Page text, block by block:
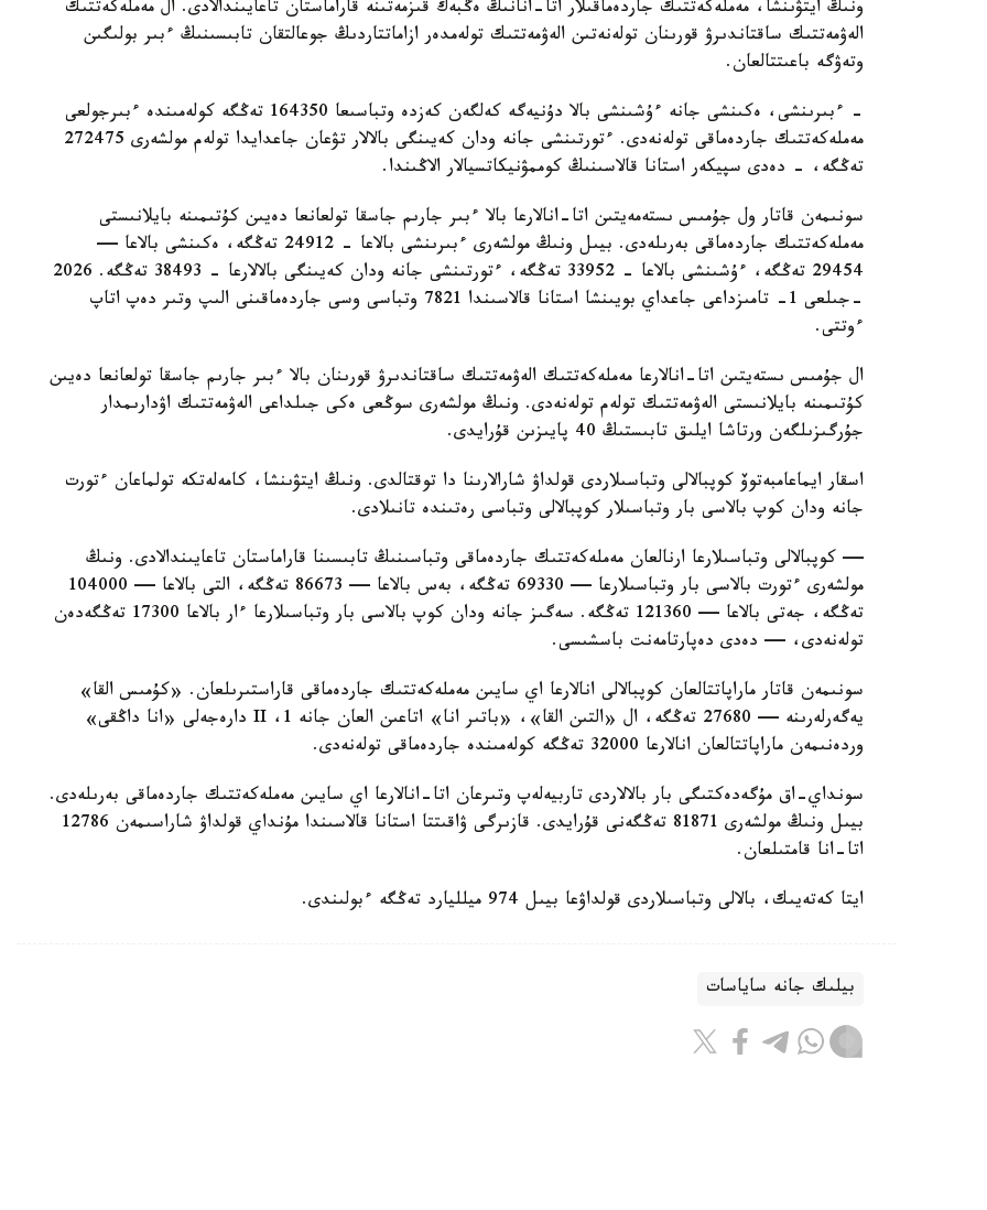
ونىڭ ايتۋىنشا، مەملەكەتتىك جاردەماقىلار اتا-انانىڭ ەڭبەك قىزمەتىنە قاراماستان تاعايىندالادى. ال مەملەكەتتىك
الەۋمەتتىك ساقتاندىرۋ قورىنان تولەنەتىن الەۋمەتتىك تولەمدەر ازاماتتاردىڭ جوعالتقان تابىسىنىڭ ءبىر بولىگىن
وتەۋگە باعىتتالعان.
- ءبىرىنشى، ەكىنشى جانە ءۇشىنشى بالا دۇنيەگە كەلگەن كەزدە وتباسىعا 164350 تەڭگە كولەمىندە ءبىرجولعى
مەملەكەتتىك جاردەماقى تولەنەدى. ءتورتىنشى جانە ودان كەيىنگى بالالار تۋعان جاعدايدا تولەم مولشەرى 272475
تەڭگە، - دەدى سپيكەر استانا قالاسىنىڭ كوممۋنيكاتسيالار الاڭىندا.
سونىمەن قاتار ول جۇمىس ىستەمەيتىن اتا-انالارعا بالا ءبىر جارىم جاسقا تولعانعا دەيىن كۇتىمىنە بايلانىستى
مەملەكەتتىك جاردەماقى بەرىلەدى. بيىل ونىڭ مولشەرى ءبىرىنشى بالاعا - 24912 تەڭگە، ەكىنشى بالاعا —
29454 تەڭگە، ءۇشىنشى بالاعا - 33952 تەڭگە، ءتورتىنشى جانە ودان كەيىنگى بالالارعا - 38493 تەڭگە. 2026
-جىلعى 1- تامىزداعى جاعداي بويىنشا استانا قالاسىندا 7821 وتباسى وسى جاردەماقىنى الىپ وتىر دەپ اتاپ
ءوتتى.
ال جۇمىس ىستەيتىن اتا-انالارعا مەملەكەتتىك الەۋمەتتىك ساقتاندىرۋ قورىنان بالا ءبىر جارىم جاسقا تولعانعا دەيىن
كۇتىمىنە بايلانىستى الەۋمەتتىك تولەم تولەنەدى. ونىڭ مولشەرى سوڭعى ەكى جىلداعى الەۋمەتتىك اۋدارىمدار
جۇرگىزىلگەن ورتاشا ايلىق تابىستىڭ 40 پايىزىن قۇرايدى.
اسقار ايماعامبەتوۆ كوپبالالى وتباسىلاردى قولداۋ شارالارىنا دا توقتالدى. ونىڭ ايتۋىنشا، كامەلەتكە تولماعان ءتورت
جانە ودان كوپ بالاسى بار وتباسىلار كوپبالالى وتباسى رەتىندە تانىلادى.
— كوپبالالى وتباسىلارعا ارنالعان مەملەكەتتىك جاردەماقى وتباسىنىڭ تابىسىنا قاراماستان تاعايىندالادى. ونىڭ
مولشەرى ءتورت بالاسى بار وتباسىلارعا — 69330 تەڭگە، بەس بالاعا — 86673 تەڭگە، التى بالاعا — 104000
تەڭگە، جەتى بالاعا — 121360 تەڭگە. سەگىز جانە ودان كوپ بالاسى بار وتباسىلارعا ءار بالاعا 17300 تەڭگەدەن
تولەنەدى، — دەدى دەپارتامەنت باسشىسى.
سونىمەن قاتار ماراپاتتالعان كوپبالالى انالارعا اي سايىن مەملەكەتتىك جاردەماقى قاراستىرىلعان. «كۇمىس القا»
يەگەرلەرىنە — 27680 تەڭگە، ال «التىن القا»، «باتىر انا» اتاعىن العان جانە 1، II دارەجەلى «انا داڭقى»
وردەنىمەن ماراپاتتالعان انالارعا 32000 تەڭگە كولەمىندە جاردەماقى تولەنەدى.
سونداي-اق مۇگەدەكتىگى بار بالالاردى تاربيەلەپ وتىرعان اتا-انالارعا اي سايىن مەملەكەتتىك جاردەماقى بەرىلەدى.
بيىل ونىڭ مولشەرى 81871 تەڭگەنى قۇرايدى. قازىرگى ۋاقىتتا استانا قالاسىندا مۇنداي قولداۋ شاراسىمەن 12786
اتا-انا قامتىلعان.
ايتا كەتەيىك، بالالى وتباسىلاردى قولداۋعا بيىل 974 ميلليارد تەڭگە ءبولىندى.
بيلىك جانە ساياسات